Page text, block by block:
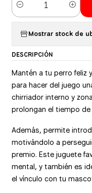
Cantidad
Mostrar stock de
DESCRIPCIÓN
Mantén a tu perro feliz
para hacer del juego
chirriador interno y
prolongan el tiempo de
Además, permite
motivándolo a
premio. Este juguete
mental, y también es
el vínculo con tu